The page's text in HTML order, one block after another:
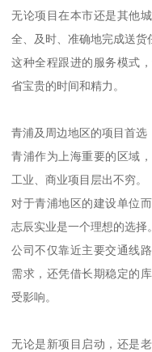
无论项目在本市还是其他
全、及时、准确地完成送货
这种全程跟进的服务模式
省宝贵的时间和精力。
青浦及周边地区的项目首选
青浦作为上海重要的区域
工业、商业项目层出不穷。
对于青浦地区的建设单位
志辰实业是一个理想的选择。
公司不仅靠近主要交通线
需求，还凭借长期稳定的
受影响。
无论是新项目启动，还是